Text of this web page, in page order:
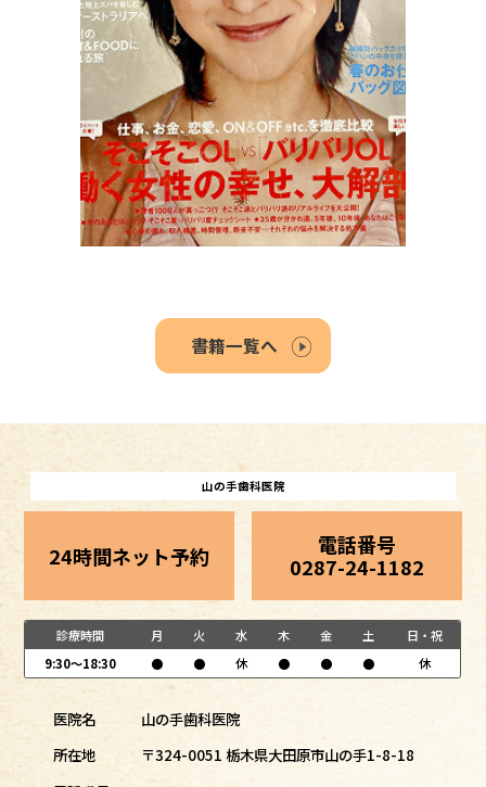
書籍一覧へ
山の手歯科医院
24時間ネット予約
電話番号
0287-24-1182
診療時間 月 火 水 木 金 土
日・祝
9:30～18:30
● ● 休 ● ● ● 休
医院名
山の手歯科医院
所在地
〒324-0051 栃木県大田原市山の手1-8-18